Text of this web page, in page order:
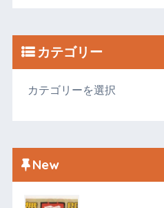
カテゴリー
New